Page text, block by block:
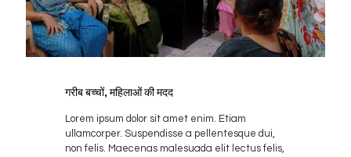
गरीब बच्चों, महिलाओं की मदद
Lorem ipsum dolor sit amet enim. Etiam
ullamcorper. Suspendisse a pellentesque dui,
non felis. Maecenas malesuada elit lectus felis,